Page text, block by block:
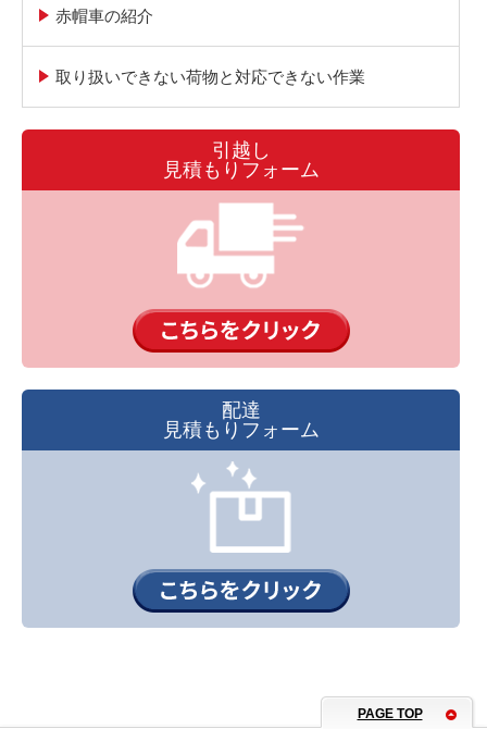
赤帽車の紹介
取り扱いできない荷物と対応できない作業
引越し
見積もりフォーム
配達
見積もりフォーム
PAGE TOP